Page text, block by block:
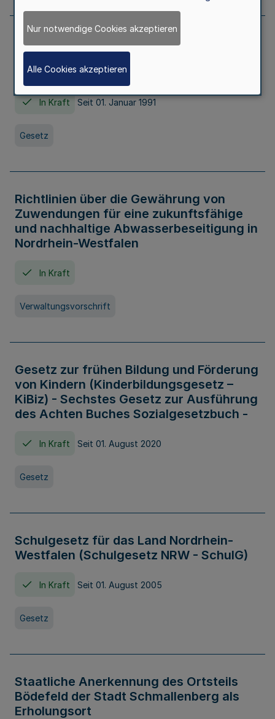
Erstes Gesetz zur Ausführung des
Kinder- und Jugendhilfegesetzes - AG -
KJHG -
In Kraft Seit 01. Januar 1991
Gesetz
Richtlinien über die Gewährung von
Zuwendungen für eine zukunftsfähige
und nachhaltige Abwasserbeseitigung in
Nordrhein-Westfalen
In Kraft
Verwaltungsvorschrift
Gesetz zur frühen Bildung und Förderung
von Kindern (Kinderbildungsgesetz –
KiBiz) - Sechstes Gesetz zur Ausführung
des Achten Buches Sozialgesetzbuch -
In Kraft Seit 01. August 2020
Gesetz
Schulgesetz für das Land Nordrhein-
Westfalen (Schulgesetz NRW - SchulG)
In Kraft Seit 01. August 2005
Gesetz
Staatliche Anerkennung des Ortsteils
Bödefeld der Stadt Schmallenberg als
Erholungsort
Nur notwendige Cookies akzeptieren
Alle Cookies akzeptieren